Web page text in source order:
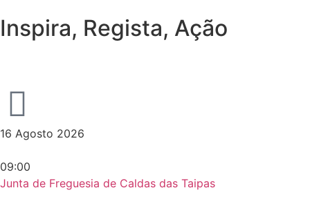
Inspira, Regista, Ação
16 Agosto 2026
09:00
Junta de Freguesia de Caldas das Taipas